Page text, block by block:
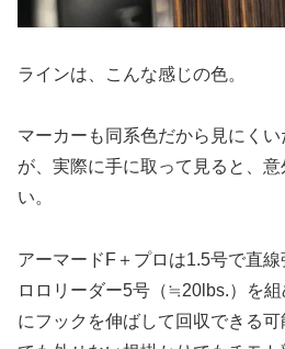
ラインは、こんな感じの色。
マーカーも同系色だから見にく
が、実際に手に取って見ると、
い。
アーマードF＋プロは1.5号で直
ロロリーダー5号（≒20lbs.）を
にフックを伸ばして回収できる